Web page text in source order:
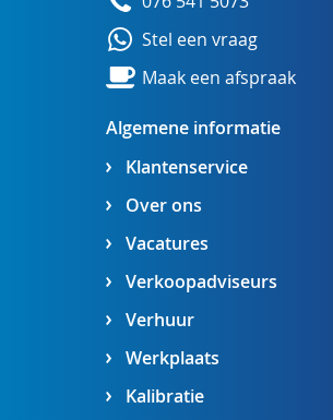
Algemene informatie
Klantenservice
Over ons
Vacatures
Verkoopadviseurs
Verhuur
Werkplaats
Kalibratie
Stel een vraag
Maak een afspraak